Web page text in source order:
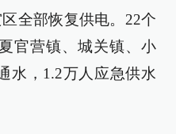
全部恢复供电。22个
官营镇、城关镇、小
水，1.2万人应急供水